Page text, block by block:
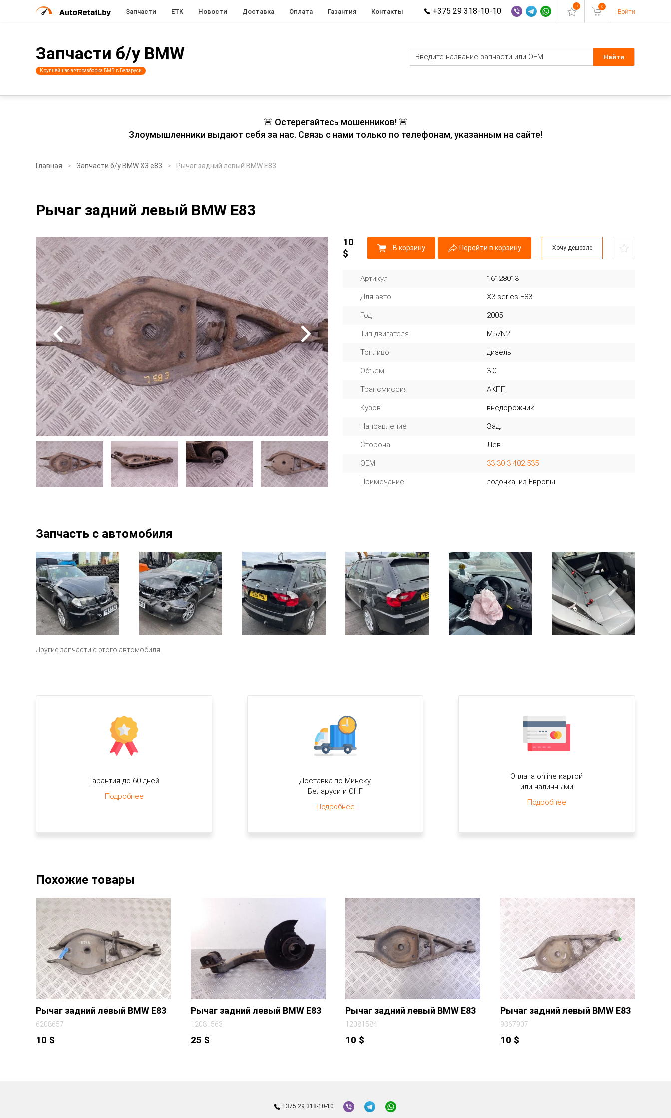
Запчасти ETK Новости Доставка Оплата Гарантия Контакты +375 29 318-10-10 0 0
Войти
Запчасти б/у BMW
Крупнейшая авторазборка БМВ в Беларуси
🚨 Остерегайтесь мошенников! 🚨
Злоумышленники выдают себя за нас. Связь с нами только по телефонам, указанным на сайте!
Главная Запчасти б/у BMW X3 e83 Рычаг задний левый BMW E83
Рычаг задний левый BMW E83
10
$
В корзину Перейти в корзину Хочу дешевле
Артикул 16128013
Для авто X3-series E83
Год 2005
Тип двигателя M57N2
Топливо дизель
Объем 3.0
Трансмиссия АКПП
Кузов внедорожник
Направление Зад.
Сторона Лев.
OEM 33 30 3 402 535
Примечание лодочка, из Европы
Запчасть с автомобиля
Другие запчасти с этого автомобиля
Гарантия до 60 дней
Подробнее
Доставка по Минску,
Беларуси и СНГ
Подробнее
Оплата online картой
или наличными
Подробнее
Похожие товары
Рычаг задний левый BMW E83
6208657
10 $
Рычаг задний левый BMW E83
12081563
25 $
Рычаг задний левый BMW E83
12081584
10 $
Рычаг задний левый BMW E83
9367907
10 $
+375 29 318-10-10